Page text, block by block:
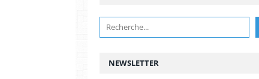
NEWSLETTER